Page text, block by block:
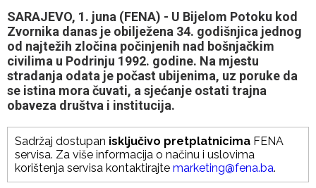
SARAJEVO, 1. juna (FENA) - U Bijelom Potoku kod
Zvornika danas je obilježena 34. godišnjica jednog
od najtežih zločina počinjenih nad bošnjačkim
civilima u Podrinju 1992. godine. Na mjestu
stradanja odata je počast ubijenima, uz poruke da
se istina mora čuvati, a sjećanje ostati trajna
obaveza društva i institucija.
Sadržaj dostupan isključivo pretplatnicima FENA
servisa. Za više informacija o načinu i uslovima
korištenja servisa kontaktirajte marketing@fena.ba.